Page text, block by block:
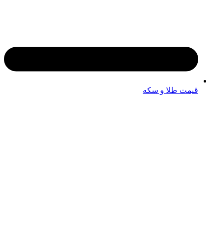
قیمت طلا و سکه